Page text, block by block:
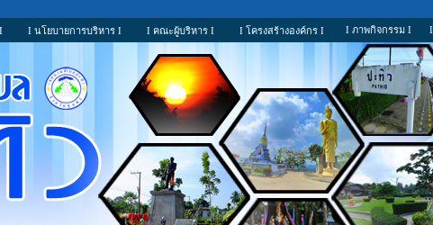
I นโยบายการบริหาร I I คณะผู้บริหาร I I โครงสร้างองค์กร I I ภาพกิจกรรม I